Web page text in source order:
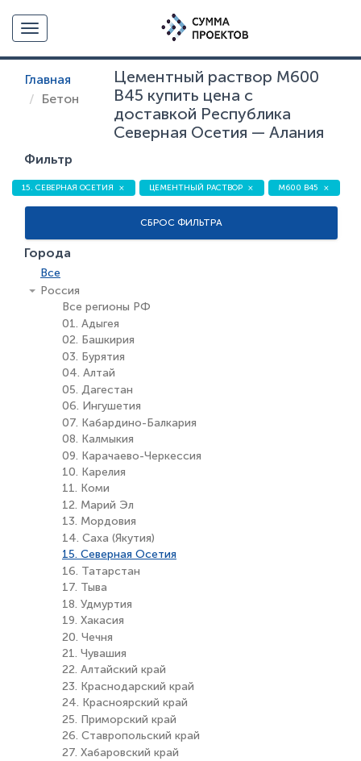
Toggle navigation
Главная
Бетон
Цементный раствор М600
В45 купить цена с
доставкой Республика
Северная Осетия — Алания
Фильтр
15. СЕВЕРНАЯ ОСЕТИЯ ЦЕМЕНТНЫЙ РАСТВОР М600 В45
СБРОС ФИЛЬТРА
Города
Все
Россия
Все регионы РФ
01. Адыгея
02. Башкирия
03. Бурятия
04. Алтай
05. Дагестан
06. Ингушетия
07. Кабардино-Балкария
08. Калмыкия
09. Карачаево-Черкессия
10. Карелия
11. Коми
12. Марий Эл
13. Мордовия
14. Саха (Якутия)
15. Северная Осетия
16. Татарстан
17. Тыва
18. Удмуртия
19. Хакасия
20. Чечня
21. Чувашия
22. Алтайский край
23. Краснодарский край
24. Красноярский край
25. Приморский край
26. Ставропольский край
27. Хабаровский край